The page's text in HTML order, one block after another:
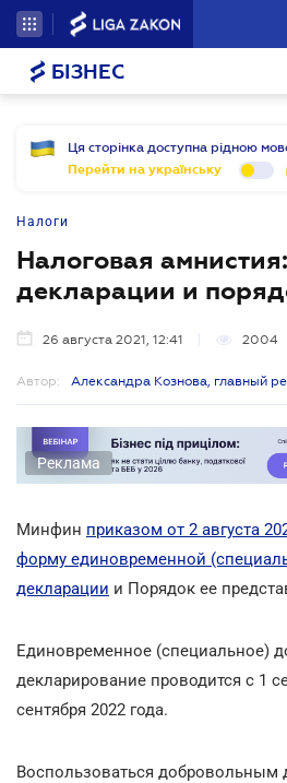
БІЗНЕС
Ця сторінка доступна рідною
Перейти на українську
Налоги
Налоговая
декларации и
26 августа 2021, 12:41 2004
Автор: Александра Кознова, главный
Реклама
Минфин приказом от 2 августа
форму единовременной
декларации и Порядок ее
Единовременное (специальное)
декларирование проводится с 1
сентября 2022 года.
Воспользоваться добровольным